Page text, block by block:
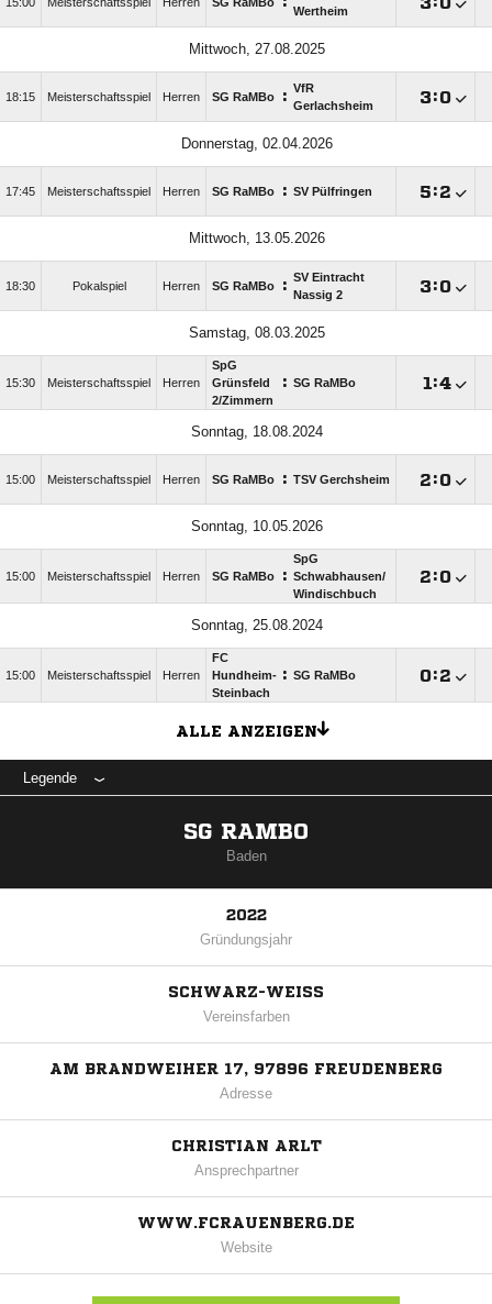
15:00 Meisterschaftsspiel Herren SG RaMBo
Wertheim
Mittwoch, 27.08.2025
18:15 Meisterschaftsspiel Herren SG RaMBo : VfR
Gerlachsheim
:
Donnerstag, 02.04.2026
17:45 Meisterschaftsspiel Herren SG RaMBo : SV Pülfringen :
Mittwoch, 13.05.2026
18:30 Pokalspiel Herren SG RaMBo : SV Eintracht
Nassig 2
:
Samstag, 08.03.2025
15:30 Meisterschaftsspiel Herren
SpG
Grünsfeld
2/​Zimmern
: SG RaMBo :
Sonntag, 18.08.2024
15:00 Meisterschaftsspiel Herren SG RaMBo : TSV Gerchsheim :
Sonntag, 10.05.2026
15:00 Meisterschaftsspiel Herren SG RaMBo :
SpG
Schwabhausen/​
Windischbuch
:
Sonntag, 25.08.2024
15:00 Meisterschaftsspiel Herren
FC
Hundheim-
Steinbach
: SG RaMBo :
ALLE ANZEIGEN
Legende
SG RAMBO
Baden
2022
Gründungsjahr
SCHWARZ-WEISS
Vereinsfarben
AM BRANDWEIHER 17, 97896 FREUDENBERG
Adresse
CHRISTIAN ARLT
Ansprechpartner
WWW.FCRAUENBERG.DE
Website